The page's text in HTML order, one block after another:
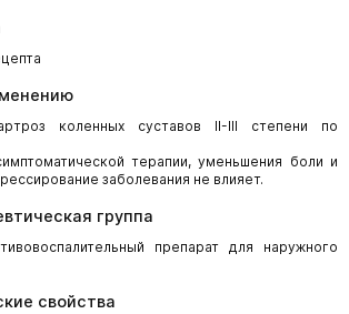
коленных суставов II-III степени по
терапии, уменьшения боли и
заболевания не влияет.
группа
препарат для наружного
свойства